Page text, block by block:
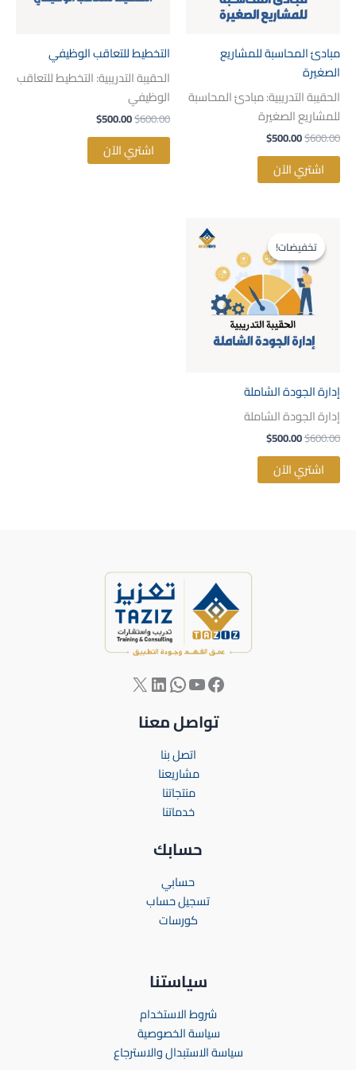
مبادئ المحاسبة للمشاريع
الصغيرة
الحقيبة التدريبية: مبادئ المحاسبة
للمشاريع الصغيرة
$600.00
$500.00
اشتري الآن
التخطيط للتعاقب الوظيفي
الحقيبة التدريبية: التخطيط للتعاقب
الوظيفي
$600.00
$500.00
اشتري الآن
تخفيضات!
تخفيضات!
إدارة الجودة الشاملة
إدارة الجودة الشاملة
$600.00
هو:
$600.00.
$500.00
هو:
$500.00.
اشتري الآن
تواصل معنا
اتصل بنا
مشاريعنا
منتجاتنا
خدماتنا
حسابك
حسابي
تسجيل حساب
كورسات
سياستنا
شروط الاستخدام
سياسة الخصوصية
سياسة الاستبدال والاسترجاع